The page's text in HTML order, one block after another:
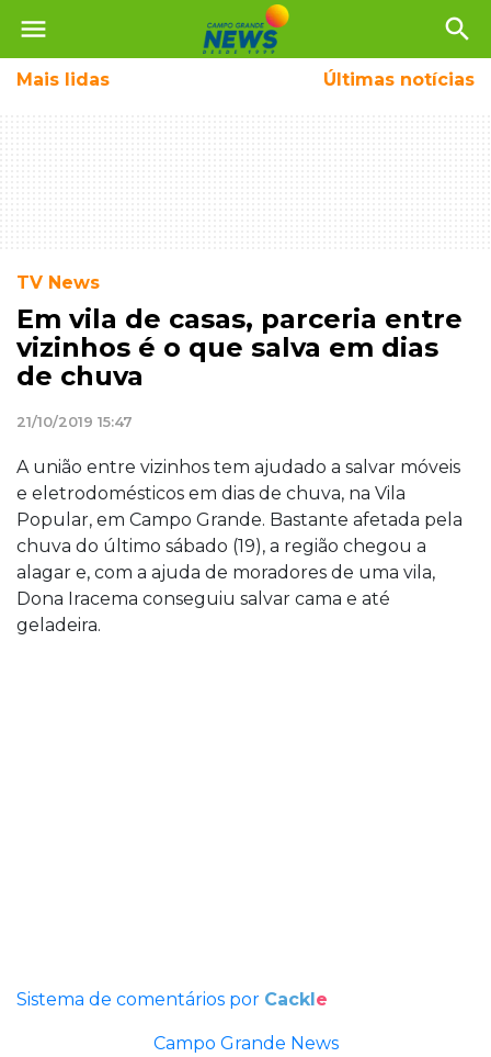
menu search
Mais lidas Últimas notícias
TV News
Em vila de casas, parceria entre
vizinhos é o que salva em dias
de chuva
21/10/2019 15:47
A união entre vizinhos tem ajudado a salvar móveis
e eletrodomésticos em dias de chuva, na Vila
Popular, em Campo Grande. Bastante afetada pela
chuva do último sábado (19), a região chegou a
alagar e, com a ajuda de moradores de uma vila,
Dona Iracema conseguiu salvar cama e até
geladeira.
Sistema de comentários por Cackle
Campo Grande News